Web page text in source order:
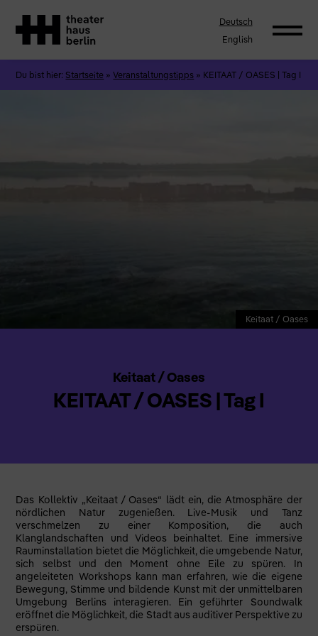
Deutsch
English
Du bist hier: Startseite »Veranstaltungstipps » KEITAAT / OASES | Tag I
Keitaat / Oases
Keitaat / Oases
KEITAAT / OASES | Tag I
Das Kollektiv „Keitaat / Oases“ lädt ein, die Atmosphäre der
nördlichen Natur zugenießen. Live-Musik und Tanz
verschmelzen zu einer Komposition, die auch
Klanglandschaften und Videos beinhaltet. Eine immersive
Rauminstallation bietet die Möglichkeit, die umgebende Natur,
sich selbst und den Moment ohne Eile zu spüren. In
angeleiteten Workshops kann man erfahren, wie die eigene
Bewegung, Stimme und bildende Kunst mit der unmittelbaren
Umgebung Berlins interagieren. Ein geführter Soundwalk
eröffnet die Möglichkeit, die Stadt aus auditiver Perspektive zu
erspüren.